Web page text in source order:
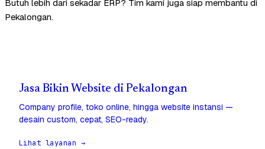
Butuh lebih dari sekadar ERP? Tim kami juga siap membantu di
Pekalongan.
Jasa Bikin Website di Pekalongan
Company profile, toko online, hingga website instansi —
desain custom, cepat, SEO-ready.
Lihat layanan →